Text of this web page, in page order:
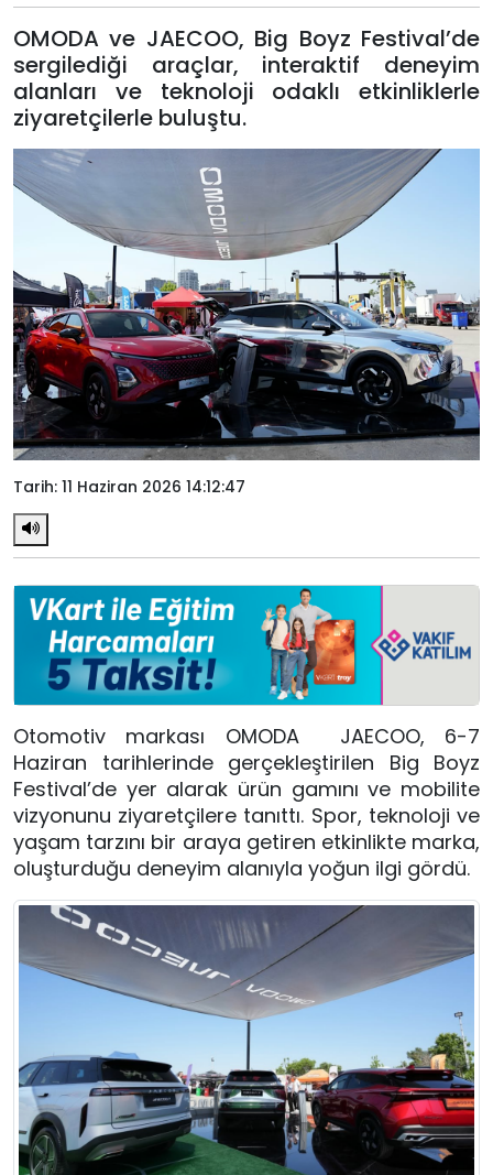
OMODA ve JAECOO, Big Boyz Festival’de
sergilediği araçlar, interaktif deneyim
alanları ve teknoloji odaklı etkinliklerle
ziyaretçilerle buluştu.
Tarih: 11 Haziran 2026 14:12:47
Otomotiv markası OMODA JAECOO, 6-7
Haziran tarihlerinde gerçekleştirilen Big Boyz
Festival’de yer alarak ürün gamını ve mobilite
vizyonunu ziyaretçilere tanıttı. Spor, teknoloji ve
yaşam tarzını bir araya getiren etkinlikte marka,
oluşturduğu deneyim alanıyla yoğun ilgi gördü.